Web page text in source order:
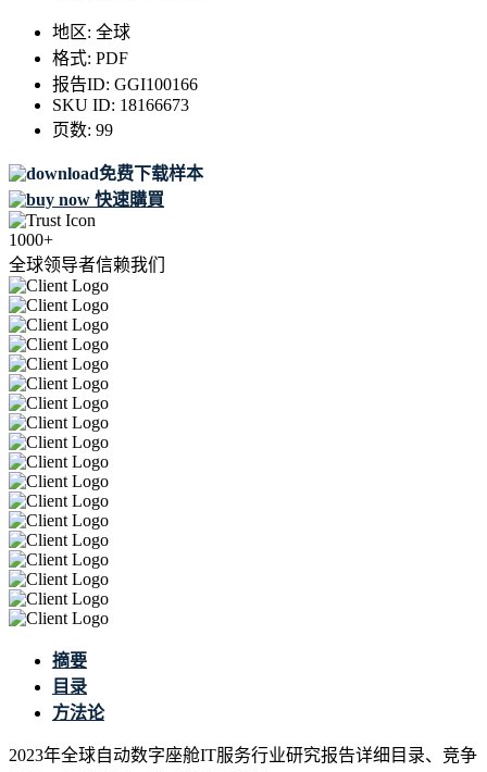
地区: 全球
格式: PDF
报告ID: GGI100166
SKU ID: 18166673
页数: 99
免费下载样本
快速購買
1000+
全球领导者信赖我们
摘要
目录
方法论
2023年全球自动数字座舱IT服务行业研究报告详细目录、竞争